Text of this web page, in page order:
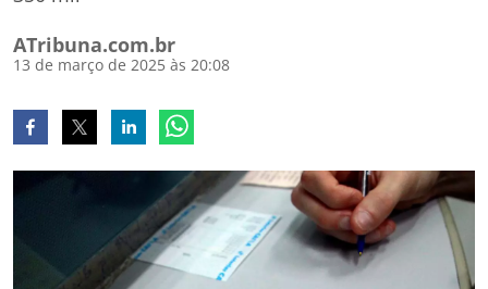
ATribuna.com.br
13 de março de 2025 às 20:08